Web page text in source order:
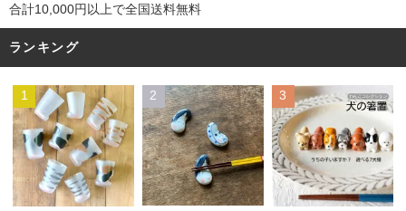
合計10,000円以上で全国送料無料
ランキング
1 2 3